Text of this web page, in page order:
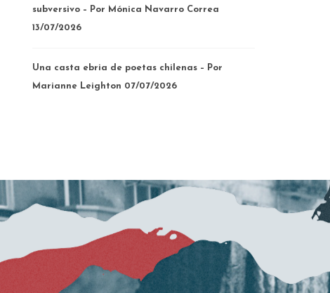
subversivo – Por Mónica Navarro Correa
13/07/2026
Una casta ebria de poetas chilenas – Por
Marianne Leighton 07/07/2026